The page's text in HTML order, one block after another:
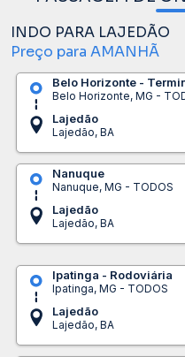
INDO PARA LAJEDÃO
Preço para AMANHÃ
Belo Horizonte -
Belo Horizonte, MG -
Lajedão
Lajedão, BA
Nanuque
Nanuque, MG - TODOS
Lajedão
Lajedão, BA
Ipatinga - Rodoviária
Ipatinga, MG - TODOS
Lajedão
Lajedão, BA